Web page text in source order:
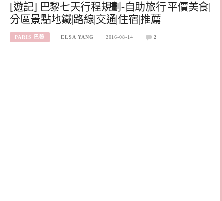
[遊記] 巴黎七天行程規劃-自助旅行|平價美食|
分區景點地鐵|路線|交通|住宿|推薦
PARIS 巴黎 ELSA YANG 2016-08-14 2